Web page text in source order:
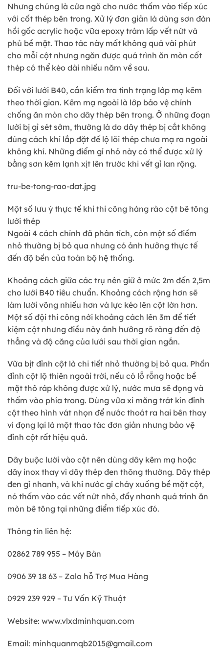
Nhưng chúng là cửa ngõ cho nước thấm vào tiếp xúc
với cốt thép bên trong. Xử lý đơn giản là dùng sơn đàn
hồi gốc acrylic hoặc vữa epoxy trám lấp vết nứt và
phủ bề mặt. Thao tác này mất không quá vài phút
cho mỗi cột nhưng ngăn được quá trình ăn mòn cốt
thép có thể kéo dài nhiều năm về sau.
Đối với lưới B40, cần kiểm tra tình trạng lớp mạ kẽm
theo thời gian. Kẽm mạ ngoài là lớp bảo vệ chính
chống ăn mòn cho dây thép bên trong. Ở những đoạn
lưới bị gỉ sét sớm, thường là do dây thép bị cắt không
đúng cách khi lắp đặt để lộ lõi thép chưa mạ ra ngoài
không khí. Những điểm gỉ nhỏ này có thể được xử lý
bằng sơn kẽm lạnh xịt lên trước khi vết gỉ lan rộng.
tru-be-tong-rao-dat.jpg
Một số lưu ý thực tế khi thi công hàng rào cột bê tông
lưới thép
Ngoài 4 cách chính đã phân tích, còn một số điểm
nhỏ thường bị bỏ qua nhưng có ảnh hưởng thực tế
đến độ bền của toàn bộ hệ thống.
Khoảng cách giữa các trụ nên giữ ở mức 2m đến 2,5m
cho lưới B40 tiêu chuẩn. Khoảng cách rộng hơn sẽ
làm lưới võng nhiều hơn và lực kéo lên cột lớn hơn.
Một số đội thi công nới khoảng cách lên 3m để tiết
kiệm cột nhưng điều này ảnh hưởng rõ ràng đến độ
thẳng và độ căng của lưới sau thời gian ngắn.
Vữa bịt đỉnh cột là chi tiết nhỏ thường bị bỏ qua. Phần
đỉnh cột lộ thiên ngoài trời, nếu có lỗ rỗng hoặc bề
mặt thô ráp không được xử lý, nước mưa sẽ đọng và
thấm vào phía trong. Dùng vữa xi măng trát kín đỉnh
cột theo hình vát nhọn để nước thoát ra hai bên thay
vì đọng lại là một thao tác đơn giản nhưng bảo vệ
đỉnh cột rất hiệu quả.
Dây buộc lưới vào cột nên dùng dây kẽm mạ hoặc
dây inox thay vì dây thép đen thông thường. Dây thép
đen gỉ nhanh, và khi nước gỉ chảy xuống bề mặt cột,
nó thấm vào các vết nứt nhỏ, đẩy nhanh quá trình ăn
mòn bê tông tại những điểm tiếp xúc đó.
Thông tin liên hệ:
02862 789 955 – Máy Bàn
0906 39 18 63 – Zalo hỗ Trợ Mua Hàng
0929 239 929 – Tư Vấn Kỹ Thuật
Website: www.vlxdminhquan.com
Email: minhquanmqb2015@gmail.com